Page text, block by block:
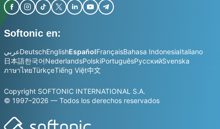
Softonic en:
عربيDeutschEnglishEspañolFrançaisBahasa IndonesiaItaliano
日本語한국어NederlandsPolskiPortuguêsРусскийSvenska
ภาษาไทยTürkçeTiếng Việt中文
Copyright SOFTONIC INTERNATIONAL S.A.
© 1997–2026 — Todos los derechos reservados